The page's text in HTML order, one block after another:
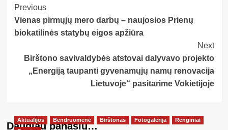
Post
Navigation
Previous
Vienas pirmųjų mero darbų – naujosios Prienų
biokatilinės statybų eigos apžiūra
Next
Birštono savivaldybės atstovai dalyvavo projekto
„Energiją taupanti gyvenamųjų namų renovacija
Lietuvoje“ pasitarime Vokietijoje
Daugiau panašių…
Aktualijos Bendruomenė Birštonas Fotogalerija
Renginiai